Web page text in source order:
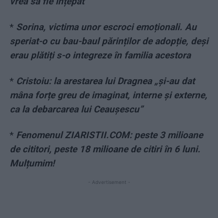
* Sorina, victima unor escroci emoționali. Au
speriat-o cu bau-baul părinților de adopție, deși
erau plătiți s-o integreze în familia acestora
* Cristoiu: la arestarea lui Dragnea „și-au dat
mâna forțe greu de imaginat, interne și externe,
ca la debarcarea lui Ceaușescu”
* Fenomenul ZIARISTII.COM: peste 3 milioane
de cititori, peste 18 milioane de citiri în 6 luni.
Mulțumim!
- Advertisement -